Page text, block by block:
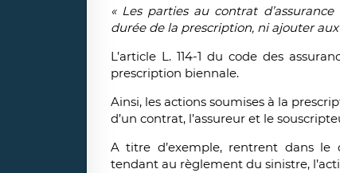
« Les parties au contrat
durée de la prescription, ni ajouter
L’article L. 114-1 du code des
prescription biennale.
Ainsi, les actions soumises à la
d’un contrat, l’assureur et le
A titre d’exemple, rentrent dans le
tendant au règlement du sinistre,